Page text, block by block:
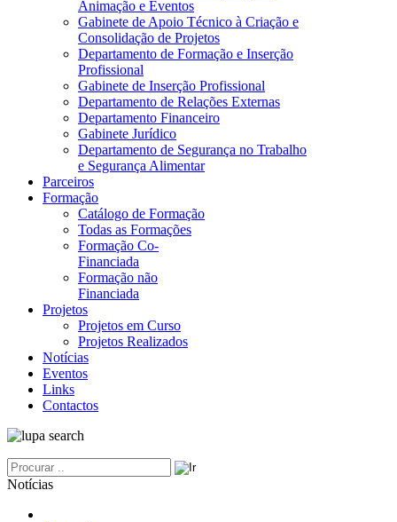
Animação e Eventos
Gabinete de Apoio Técnico à Criação e
Consolidação de Projetos
Departamento de Formação e Inserção
Profissional
Gabinete de Inserção Profissional
Departamento de Relações Externas
Departamento Financeiro
Gabinete Jurídico
Departamento de Segurança no Trabalho
e Segurança Alimentar
Parceiros
Formação
Catálogo de Formação
Todas as Formações
Formação Co-
Financiada
Formação não
Financiada
Projetos
Projetos em Curso
Projetos Realizados
Notícias
Eventos
Links
Contactos
Notícias